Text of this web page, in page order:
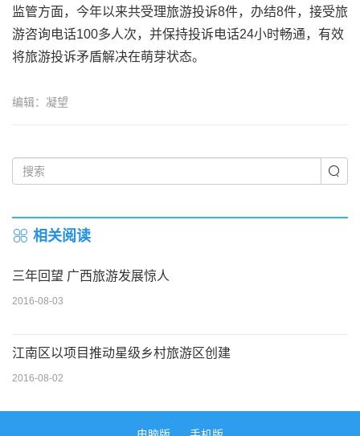
监管方面，今年以来共受理旅游投诉8件，办结8件，接受旅
游咨询电话100多人次，并保持投诉电话24小时畅通，有效
将旅游投诉矛盾解决在萌芽状态。
编辑：凝望
相关阅读
三年回望 广西旅游发展惊人
2016-08-03
江南区以项目推动星级乡村旅游区创建
2016-08-02